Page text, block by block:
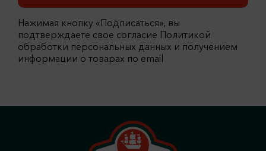
Нажимая кнопку «Подписаться», вы
подтверждаете свое согласие Политикой
обработки персональных данных и получением
информации о товарах по email